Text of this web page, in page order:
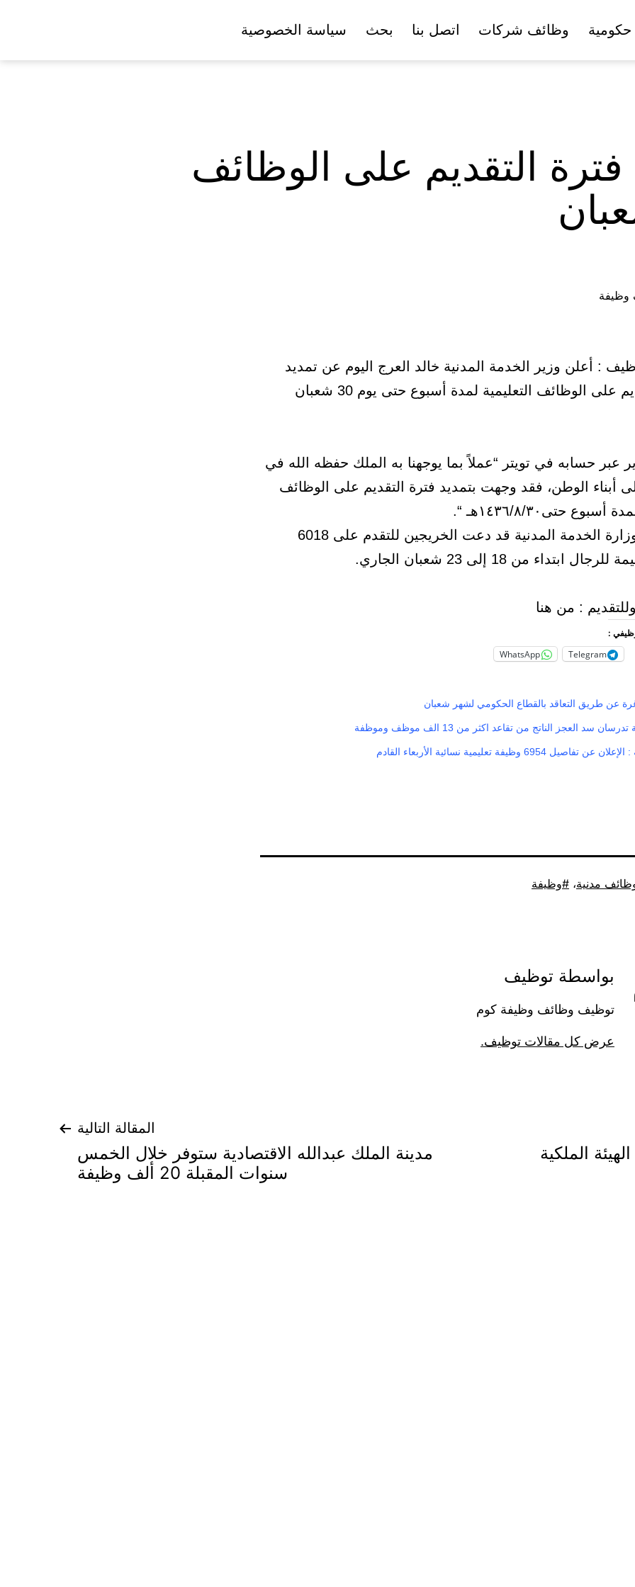
وظائف شركات اتصل بنا بحث سياسة الخصوصية
فترة التقديم على الوظائف
وظيفة
: أعلن وزير الخدمة المدنية خالد العرج اليوم عن تمديد
فترة التقديم على الوظائف التعليمية لمدة أسبوع حتى يوم 30 شعبان
عبر حسابه في تويتر “عملاً بما يوجهنا به الملك حفظه الله في
أبناء الوطن، فقد وجهت بتمديد فترة التقديم على الوظائف
أسبوع حتى١٤٣٦/٨/٣٠هـ “.
الخدمة المدنية قد دعت الخريجين للتقدم على 6018
للرجال ابتداء من 18 إلى 23 شعبان الجاري.
: من هنا
:
Telegram
WhatsApp
عن طريق التعاقد بالقطاع الحكومي لشهر شعبان
سد العجز الناتج من تقاعد اكثر من 13 الف موظف وموظفة
6954 وظيفة تعليمية نسائية الأربعاء القادم
مدنية، وظيفة
بواسطة توظيف
توظيف وظائف وظيفة كوم
عرض كل مقالات توظيف.
الملكية
المقالة التالية
مدينة الملك عبدالله الاقتصادية ستوفر خلال الخمس
سنوات المقبلة 20 ألف وظيفة